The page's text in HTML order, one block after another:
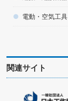
電動・空気工具
関連サイト